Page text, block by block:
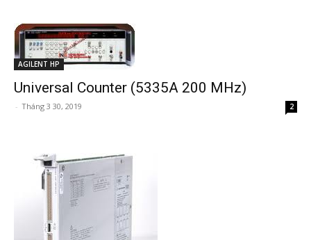
AGILENT HP
Universal Counter (5335A 200 MHz)
- Tháng 3 30, 2019 2